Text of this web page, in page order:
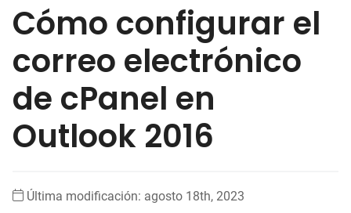
Cómo configurar el
correo electrónico
de cPanel en
Outlook 2016
Última modificación: agosto 18th, 2023